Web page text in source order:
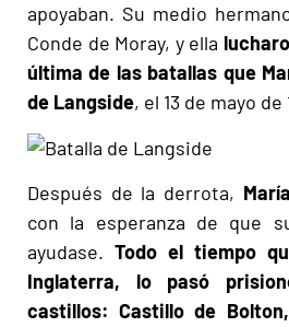
apoyaban. Su medio
Conde de Moray, y ella
última de las batallas que
de Langside, el 13 de mayo de
Después de la derrota,
con la esperanza de que
ayudase. Todo el tiempo
Inglaterra, lo pasó
castillos: Castillo de